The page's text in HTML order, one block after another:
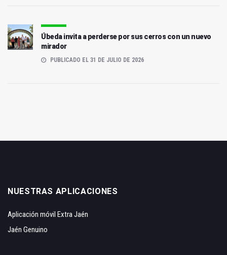
Úbeda invita a perderse por sus cerros con un nuevo
mirador
PUBLICADO EL 31 DE JULIO DE 2026
NUESTRAS APLICACIONES
Aplicación móvil Extra Jaén
Jaén Genuino